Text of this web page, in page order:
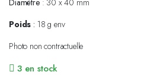
Poids : 18 g env
Photo non contractuelle
3 en stock